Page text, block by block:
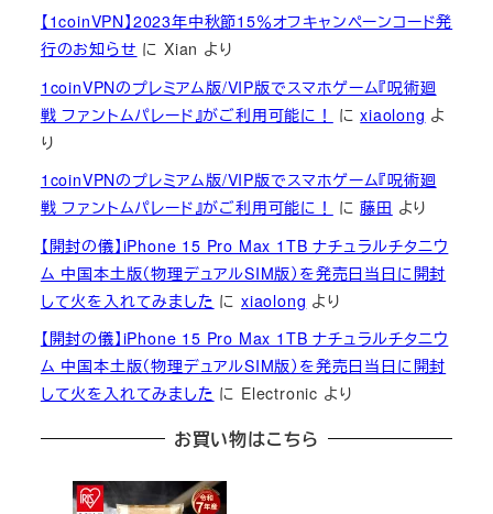
【1coinVPN】2023年中秋節15％オフキャンペーンコード発
行のお知らせ にXian より
1coinVPNのプレミアム版/VIP版でスマホゲーム『呪術廻
戦 ファントムパレード』がご利用可能に！
にxiaolong よ
り
1coinVPNのプレミアム版/VIP版でスマホゲーム『呪術廻
戦 ファントムパレード』がご利用可能に！
に藤田 より
【開封の儀】iPhone 15 Pro Max 1TB ナチュラルチタニウ
ム 中国本土版（物理デュアルSIM版）を発売日当日に開封
して火を入れてみました にxiaolong より
【開封の儀】iPhone 15 Pro Max 1TB ナチュラルチタニウ
ム 中国本土版（物理デュアルSIM版）を発売日当日に開封
して火を入れてみました に Electronic より
お買い物はこちら